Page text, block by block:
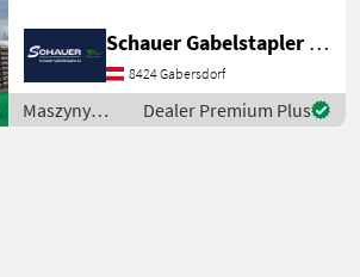
13000mm, Bauhöhe:
1990mm, Bereifung vorne:
Bandagen Einfach 60 - 80% ,
Bereifung hinten: Banda
Schauer Gabelstapler GmbH
8424 Gabersdorf
Maszyny
budowlane /
Dealer Premium Plus